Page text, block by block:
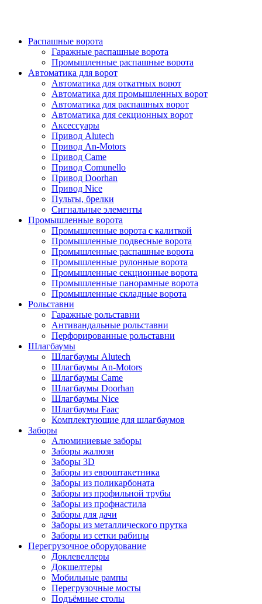
Распашные ворота
Гаражные распашные ворота
Промышленные распашные ворота
Автоматика для ворот
Автоматика для откатных ворот
Автоматика для промышленных ворот
Автоматика для распашных ворот
Автоматика для секционных ворот
Аксессуары
Привод Alutech
Привод An-Motors
Привод Came
Привод Comunello
Привод Doorhan
Привод Nice
Пульты, брелки
Сигнальные элементы
Промышленные ворота
Промышленные ворота с калиткой
Промышленные подвесные ворота
Промышленные распашные ворота
Промышленные рулонные ворота
Промышленные секционные ворота
Промышленные панорамные ворота
Промышленные складные ворота
Рольставни
Гаражные рольставни
Антивандальные рольставни
Перфорированные рольставни
Шлагбаумы
Шлагбаумы Alutech
Шлагбаумы An-Motors
Шлагбаумы Came
Шлагбаумы Doorhan
Шлагбаумы Nice
Шлагбаумы Faac
Комплектующие для шлагбаумов
Заборы
Алюминиевые заборы
Заборы жалюзи
Заборы 3D
Заборы из евроштакетника
Заборы из поликарбоната
Заборы из профильной трубы
Заборы из профнастила
Заборы для дачи
Заборы из металлического прутка
Заборы из сетки рабицы
Перегрузочное оборудование
Доклевеллеры
Докшелтеры
Мобильные рампы
Перегрузочные мосты
Подъёмные столы